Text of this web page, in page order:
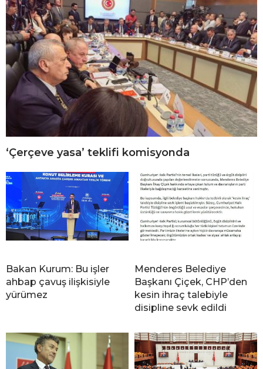
‘Çerçeve yasa’ teklifi komisyonda
Bakan Kurum: Bu işler
ahbap çavuş ilişkisiyle
yürümez
Menderes Belediye
Başkanı Çiçek, CHP’den
kesin ihraç talebiyle
disipline sevk edildi